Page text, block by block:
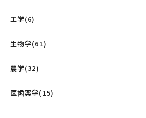
工学(6)
生物学(61)
農学(32)
医歯薬学(15)